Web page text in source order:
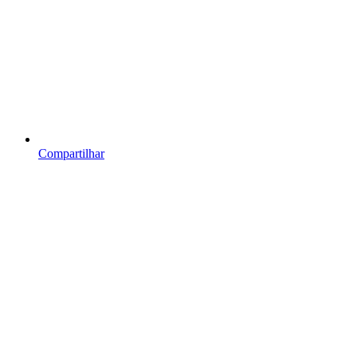
Compartilhar